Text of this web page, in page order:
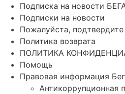
Подписка на новости
Подписки на новости
Пожалуйста,
Политика возврата
ПОЛИТИКА
Помощь
Правовая информация
Антикоррупционная